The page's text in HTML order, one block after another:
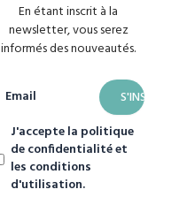
En étant inscrit à la
newsletter, vous serez
informés des nouveautés.
Email
J'accepte la politique
de confidentialité et
les conditions
d'utilisation.